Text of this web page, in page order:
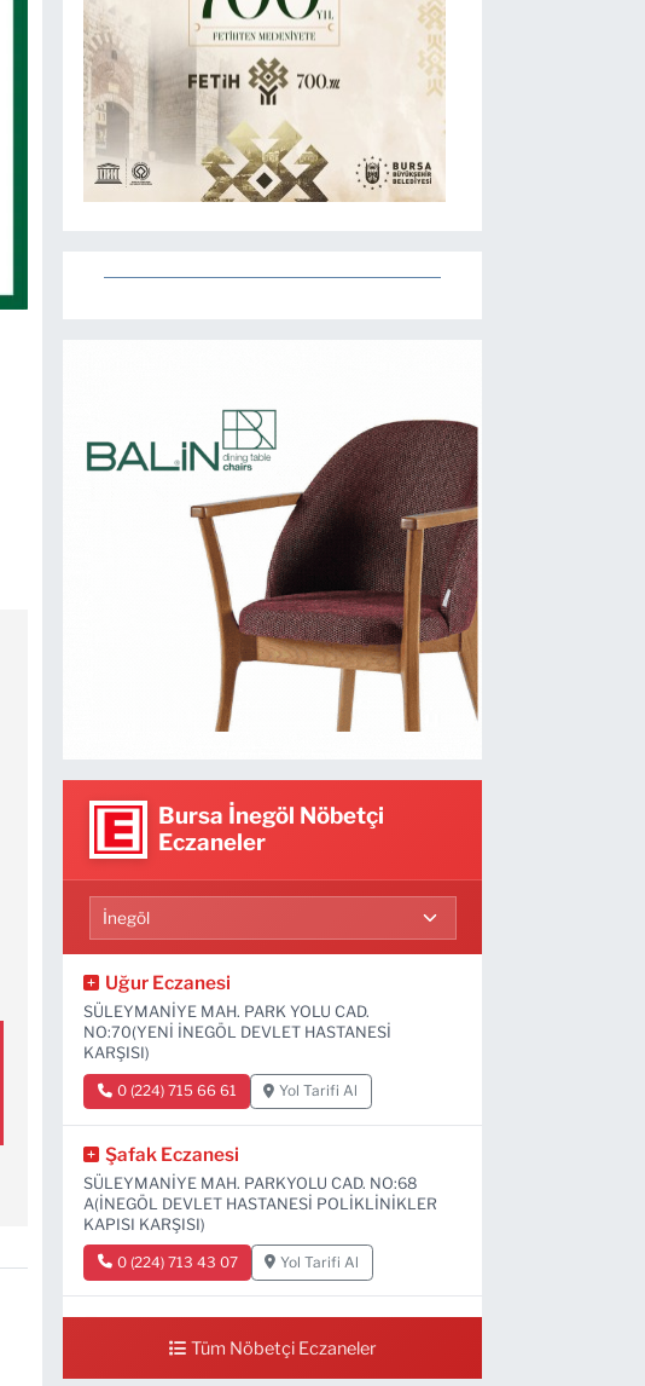
Bursa İnegöl Nöbetçi
Eczaneler
Uğur Eczanesi
SÜLEYMANİYE MAH. PARK YOLU CAD.
NO:70(YENİ İNEGÖL DEVLET HASTANESİ
KARŞISI)
0 (224) 715 66 61 Yol Tarifi Al
Şafak Eczanesi
SÜLEYMANİYE MAH. PARKYOLU CAD. NO:68
A(İNEGÖL DEVLET HASTANESİ POLİKLİNİKLER
KAPISI KARŞISI)
0 (224) 713 43 07 Yol Tarifi Al
Sevim Eczanesi
OSMANİYE MAH. 6 EYLÜL CAD. NO:12 A(GRAND
MAVİ DÜĞÜN SALONU ALTI)
Tüm Nöbetçi Eczaneler